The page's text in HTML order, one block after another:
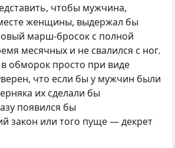
чтобы мужчина,
женщины, выдержал бы
марш-бросок с полной
месячных и не свалился с ног.
обморок просто при виде
что если бы у мужчин были
их сделали бы
появился бы
закон или того пуще — декрет